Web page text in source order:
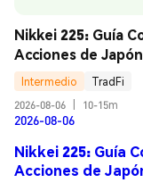
Nikkei 225: Guía
Acciones de Japón
Intermedio
TradFi
2026-08-06
10-15m
2026-08-06
Nikkei 225: Guía
Acciones de